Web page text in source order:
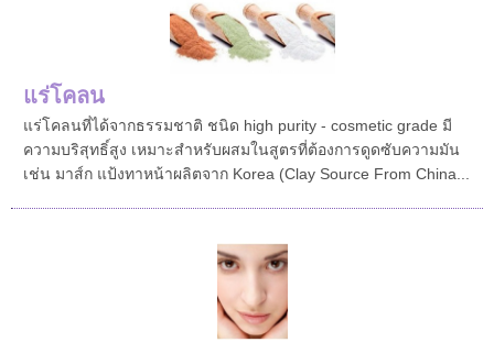
แร่โคลน
แร่โคลนที่ได้จากธรรมชาติ ชนิด high purity - cosmetic grade มี
ความบริสุทธิ์สูง เหมาะสำหรับผสมในสูตรที่ต้องการดูดซับความมัน
เช่น มาส์ก แป้งทาหน้าผลิตจาก Korea (Clay Source From China...